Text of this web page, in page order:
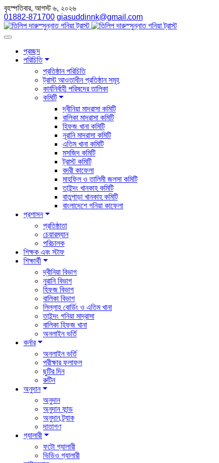
বৃহস্পতিবার, আগস্ট ৬, ২০২৬
01882-871700 giasuddinnk@gmail.com
প্রচ্ছদ
পরিচিতি
প্রতিষ্ঠান পরিচিতি
ট্রাস্ট আওতাধীন প্রতিষ্ঠান সমূহ
কার্যনির্বাহী পরিষদের তালিকা
কমিটি
দ্বীনিয়া মাদরাসা কমিটি
বালিকা মাদরাসা কমিটি
হিফজ খানা কমিটি
নূরানি মাদরাসা কমিটি
এতিম খানা কমিটি
মসজিদ কমিটি
ট্রাস্ট কমিটি
বদরী কাফেলা
মাহফিল ও তালিমী জলসা কমিটি
তাইন্দং খানকাহ কমিটি
বাতুপাড়া খানকাহ কমিটি
বাংলাদেশে গনিয়া কাফেলা
প্রশাসন
প্রতিষ্ঠাতা
চেয়ারম্যান
পরিচালক
শিক্ষক এবং স্টাফ
শিক্ষার্থী
দ্বীনিয়া বিভাগ
নুরানি বিভাগ
হিফজ বিভাগ
বালিকা বিভাগ
লিল্লাহ বোর্ডিং ও এতিম খানা
তাইন্দং গনিয়া মাদ্রাসা
বালিকা হিফজ খানা
অনলাইন ভর্তি
কর্নার
অনলাইন ভর্তি
পরীক্ষার ফলাফল
ছুটির দিন
রুটিন
অনুদান
অনুদান
অনুদান ফান্ড
অনুদান ট্র্যাক
দাতাগণ
গ্যালারী
ফটো গ্যালারী
ভিডিও গ্যালারী